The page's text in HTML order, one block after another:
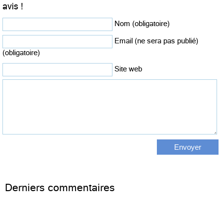
avis !
Nom (obligatoire)
Email (ne sera pas publié)
(obligatoire)
Site web
Derniers commentaires